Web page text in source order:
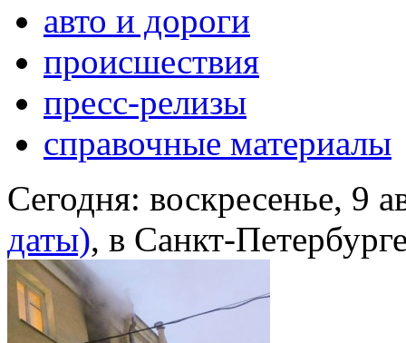
авто и дороги
происшествия
пресс-релизы
справочные материалы
Сегодня: воскресенье, 9
даты), в Санкт-